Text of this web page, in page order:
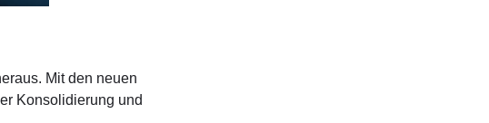
Mit den neuen
Konsolidierung und